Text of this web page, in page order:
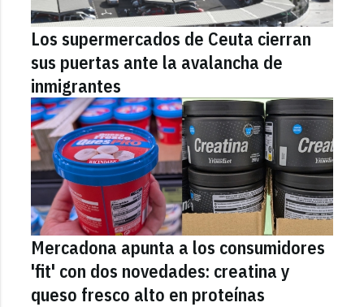
Los supermercados de Ceuta cierran
sus puertas ante la avalancha de
inmigrantes
Mercadona apunta a los consumidores
'fit' con dos novedades: creatina y
queso fresco alto en proteínas